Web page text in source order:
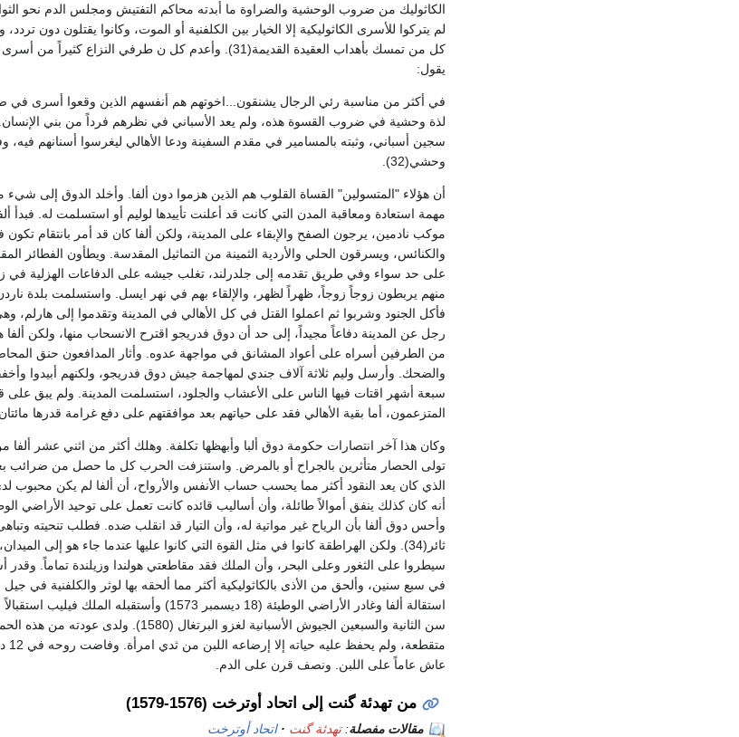
الكاثوليك من ضروب الوحشية والضراوة ما أبدته محاكم التفتيش ومجلس الدم نحو
لم يتركوا للأسرى الكاثوليكية إلا الخيار بين الكلفنية أو الموت، وكانوا يقتلون دون
كل من تمسك بأهداب العقيدة القديمة(31). وأعدم كل ن طرفي
يقول:
في أكثر من مناسبة رئي الرجال يشنقون...اخوتهم هم أنفسهم الذين وقعوا أسرى في
لذة وحشية في ضروب القسوة هذه، ولم يعد الأسباني في نظرهم فرداً من بني
سجين أسباني، وثبته بالمسامير في مقدم السفينة ودعا الأهالي ليغرسوا أسنانهم فيه،
وحشي(32).
أن هؤلاء "المتسولين" القساة القلوب هم الذين هزموا دون ألفا. وأخلد الدوق إلى
مهمة استعادة ومعاقبة المدن التي كانت قد أعلنت تأييدها لوليم أو استسلمت له.
موكب نادمين، يرجون الصفح والإبقاء على المدينة، ولكن ألفا كان قد أمر بانتقام تكون
والكنائس، ويسرقون الحلي والأردية الثمينة من التماثيل المقدسة. ويطأون الفطائر
على حد سواء وفي طريق تقدمه إلى جلدرلند، تغلب جيشه على الدفاعات الهزلية في
منهم يربطون زوجاً زوجاً، ظهراً لظهر، والإلقاء بهم في نهر ايسل. واستسلمت بلدة
فأكل الجنود وشربوا ثم اعملوا القتل في كل الأهالي في المدينة وتقدموا إلى
رجل عن المدينة دفاعاً مجيداً، إلى حد أن دوق فدريجو اقترح الانسحاب منها، ولكن
من الطرفين أسراه على أعواد المشانق في مواجهة عدوه. وأثار المدافعون حنق
المتزعمون، أما بقية الأهالي فقد على حياتهم بعد موافقتهم على دفع غرامة قدرها
وكان هذا آخر انتصارات حكومة دوق ألبا وأبهظها تكلفة. وهلك أكثر من اثني عشر ألفا
تولى الحصار متأثرين بالجراح أو بالمرض. واستنزفت الحرب كل ما حصل من ضرائب
الذي كان يعد النقود أكثر مما يحسب حساب الأنفس والأرواح، أن ألفا لم يكن
أنه كان كذلك ينفق أموالاً طائلة، وأن أساليب قائده كانت تعمل على توحيد الأراضي
ثائر(34). ولكن الهراطقة كانوا في مثل القوة التي كانوا عليها عندما جاء هو إلى
سيطروا على الثغور وعلى البحر، وأن الملك فقد مقاطعتي هولندا وزيلندة تماماً. وقدر
استقالة ألفا وغادر الأراضي الوطيئة (18 ديسمبر 1573) وأستقبله
سن الثانية والسبعين الجيوش الأسبانية لغزو البرتغال (1580).
عاش عاماً على اللبن. ونصف قرن على الدم.
من تهدئة گنت إلى اتحاد أوترخت (1576-1579)
مقالات مفصلة:تهدئة گنت اتحاد أوترخت